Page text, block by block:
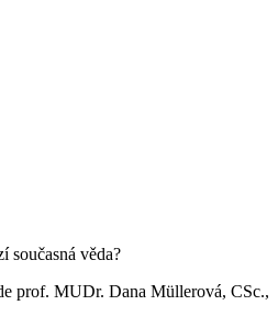
současná věda?
prof. MUDr. Dana Müllerová, CSc.,